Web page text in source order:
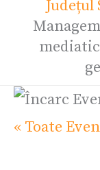
Județul
« Toate